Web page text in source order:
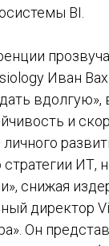
BI.
Иван
вдолгую»,
и
ИТ,
снижая
директор
Он